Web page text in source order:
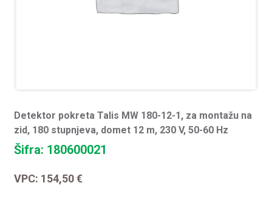
Detektor pokreta Talis MW 180-12-1, za montažu na
zid, 180 stupnjeva, domet 12 m, 230 V, 50-60 Hz
Šifra: 180600021
VPC: 154,50€